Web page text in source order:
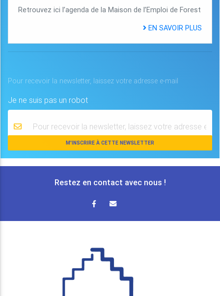
Retrouvez ici l’agenda de la Maison de l’Emploi de Forest
EN SAVOIR PLUS
Pour recevoir la newsletter, laissez votre adresse e-mail
Je ne suis pas un robotEmail
M'INSCRIRE À CETTE NEWSLETTER
Restez en contact avec nous !